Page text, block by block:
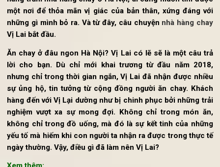
nhỏ nhất. Người ăn chay cũng không phải ngoại lệ.
hàng trăm nhà hàng chay ở Hà Nội, ai cũng muốn tìm
một nơi để thỏa mãn vị giác của bản thân, xứng đáng
Vị Lai bắt đầu.
Ăn chay ở đâu ngon Hà Nội? Vị Lai có lẽ sẽ là một câu
lời cho bạn. Dù chỉ mới khai trương từ đầu năm
nhưng chỉ trong thời gian ngắn, Vị Lai đã nhận được
sự ủng hộ, tin tưởng từ cộng đồng người ăn chay.
hàng đến với Vị Lại dường như bị chinh phục bởi những
nghiệm vượt xa sự mong đợi. Không chỉ trong món
không chỉ trong đồ uống, mà đó là sự kết tinh của
yếu tố mà hiếm khi con người ta nhận ra được trong thực